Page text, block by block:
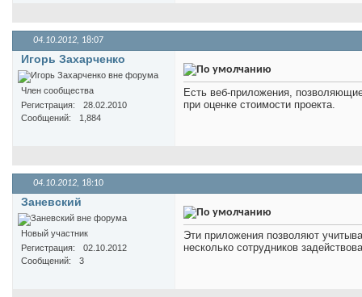
04.10.2012, 18:07
Игорь Захарченко
Член сообщества
Регистрация
28.02.2010
Сообщений
1,884
Есть веб-приложения,
при оценке стоимости проекта.
04.10.2012, 18:10
Заневский
Новый участник
Регистрация
02.10.2012
Сообщений
3
Эти приложения позволяют
несколько сотрудников